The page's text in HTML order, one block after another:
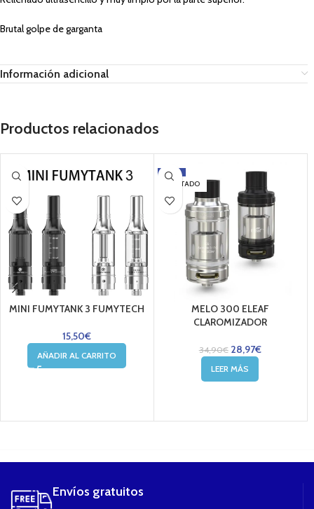
Brutal golpe de garganta
Información adicional
Productos relacionados
MINI FUMYTANK 3 FUMYTECH
15,50€
AÑADIR AL CARRITO
-17%
AGOTADO
MELO 300 ELEAF
CLAROMIZADOR
34,90€ 28,97€
LEER MÁS
Envíos gratuitos